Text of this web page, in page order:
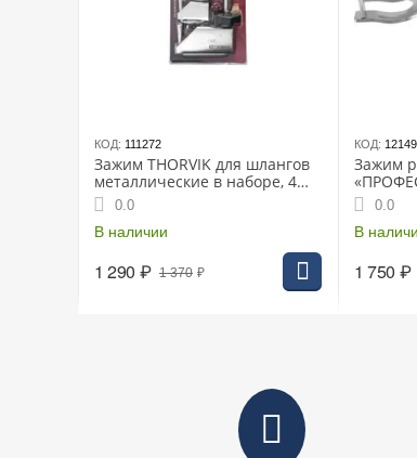
КОД: 111272
Зажим THORVIK для шлангов
металлические в наборе, 4
предмета
0.0
В наличии
1 370 ₽
1 290 ₽
КОД:
Зажим
для
CrV
0.0
В
1 750 ₽